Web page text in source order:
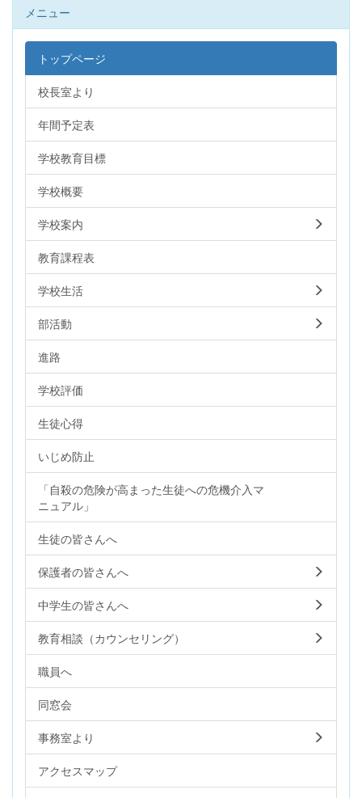
メニュー
トップページ
校長室より
年間予定表
学校教育目標
学校概要
学校案内
教育課程表
学校生活
部活動
進路
学校評価
生徒心得
いじめ防止
「自殺の危険が高まった生徒への危機介入マ
ニュアル」
生徒の皆さんへ
保護者の皆さんへ
中学生の皆さんへ
教育相談（カウンセリング）
職員へ
同窓会
事務室より
アクセスマップ